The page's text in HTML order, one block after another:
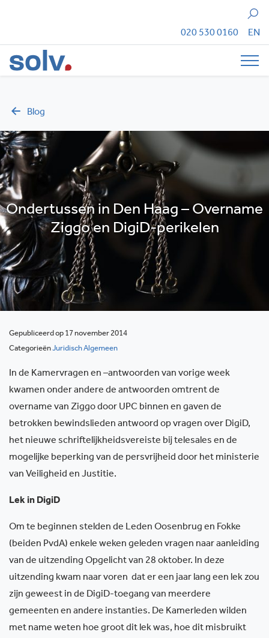
Zoeken
020 530 0160 EN
Blog
Ondertussen in Den Haag – Overname
Ziggo en DigiD-perikelen
Gepubliceerd op 17 november 2014
CategorieënJuridisch Algemeen
In de Kamervragen en –antwoorden van vorige week
kwamen onder andere de antwoorden omtrent de
overname van Ziggo door UPC binnen en gaven de
betrokken bewindslieden antwoord op vragen over DigiD,
het nieuwe schriftelijkheidsvereiste bij telesales en de
mogelijke beperking van de persvrijheid door het ministerie
van Veiligheid en Justitie.
Lek in DigiD
Om te beginnen stelden de Leden Oosenbrug en Fokke
(beiden PvdA) enkele weken geleden vragen naar aanleiding
van de uitzending Opgelicht van 28 oktober. In deze
uitzending kwam naar voren dat er een jaar lang een lek zou
zijn geweest in de DigiD-toegang van meerdere
gemeenten en andere instanties. De Kamerleden wilden
met name weten hoe groot dit lek was, hoe dit misbruikt